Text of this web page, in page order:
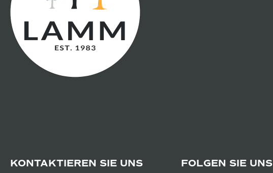
KONTAKTIEREN SIE UNS FOLGEN SIE UNS